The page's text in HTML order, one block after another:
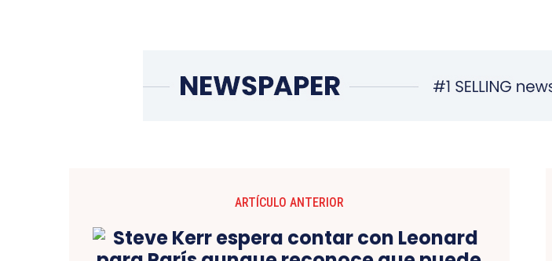
ARTÍCULO ANTERIOR